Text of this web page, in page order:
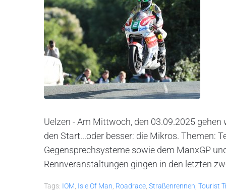
Uelzen - Am Mittwoch, den 03.09.2025
den Start...oder besser: die Mikros. Themen:
Gegensprechsysteme sowie dem ManxGP
Rennveranstaltungen gingen in den letzten
Tags: IOM, Isle Of Man, Roadrace, Straßenrennen, Tourist